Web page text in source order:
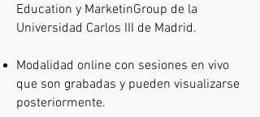
Education y MarketinGroup de la
Universidad Carlos III de Madrid.
Modalidad online con sesiones en vivo
que son grabadas y pueden visualizarse
posteriormente.